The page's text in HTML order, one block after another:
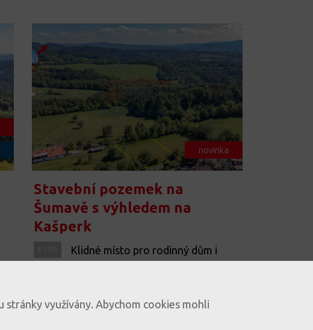
novinka
Stavební pozemek na
Šumavě s výhledem na
Kašperk
Klidné místo pro rodinný dům i
Zaluží - Vrabcov
využívány. Abychom cookies mohli